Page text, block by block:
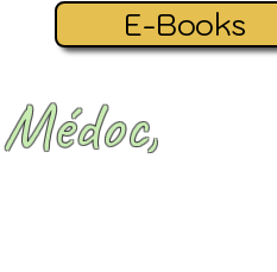
E-Books